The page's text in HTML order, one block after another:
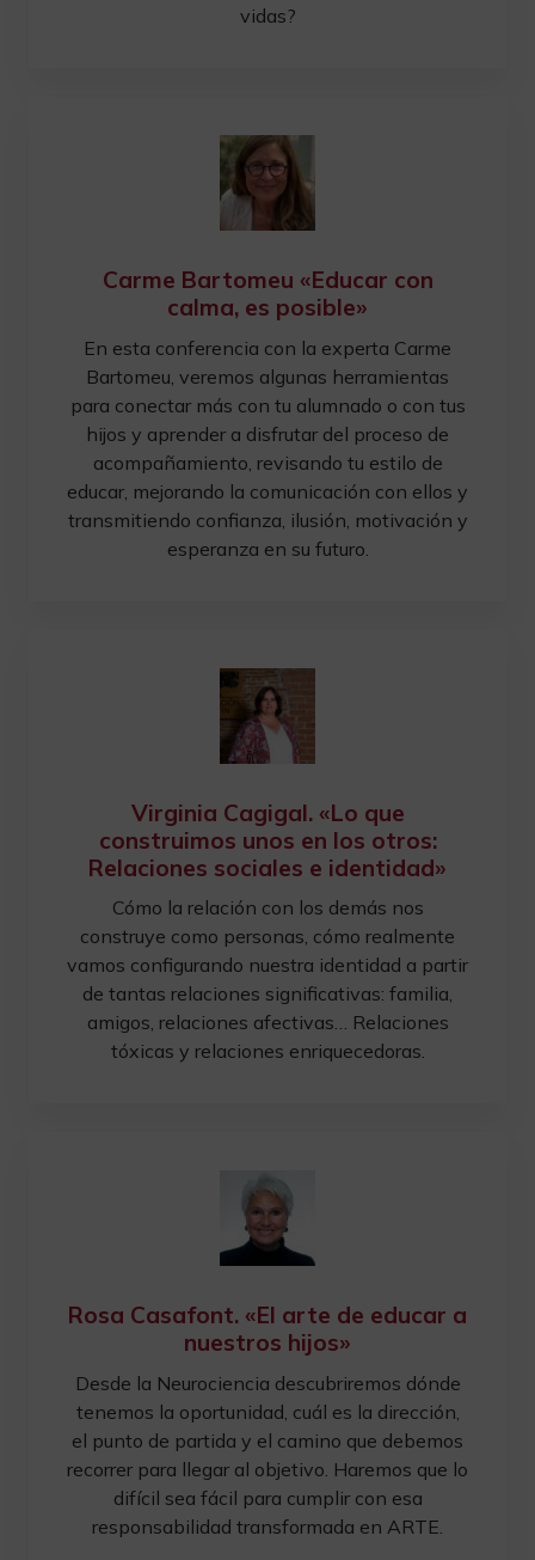
vidas?
Carme Bartomeu «Educar con
calma, es posible»
En esta conferencia con la experta Carme
Bartomeu, veremos algunas herramientas
para conectar más con tu alumnado o con tus
hijos y aprender a disfrutar del proceso de
acompañamiento, revisando tu estilo de
educar, mejorando la comunicación con ellos y
transmitiendo confianza, ilusión, motivación y
esperanza en su futuro.
Virginia Cagigal. «Lo que
construimos unos en los otros:
Relaciones sociales e identidad»
Cómo la relación con los demás nos
construye como personas, cómo realmente
vamos configurando nuestra identidad a partir
de tantas relaciones significativas: familia,
amigos, relaciones afectivas… Relaciones
tóxicas y relaciones enriquecedoras.
Rosa Casafont. «El arte de educar a
nuestros hijos»
Desde la Neurociencia descubriremos dónde
tenemos la oportunidad, cuál es la dirección,
el punto de partida y el camino que debemos
recorrer para llegar al objetivo. Haremos que lo
difícil sea fácil para cumplir con esa
responsabilidad transformada en ARTE.